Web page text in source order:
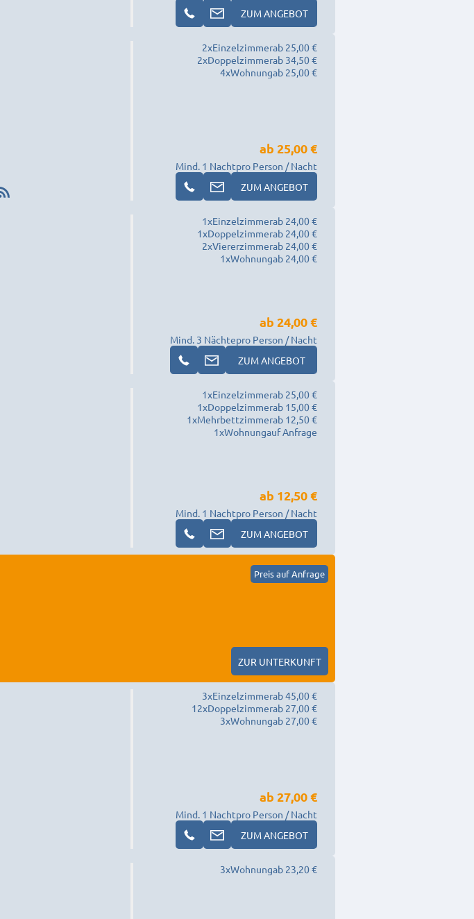
ZUM ANGEBOT
2xEinzelzimmerab 25,00 €
2xDoppelzimmerab 34,50 €
4xWohnungab 25,00 €
Mind. 1 Nacht
ab 25,00 €
pro Person / Nacht
ZUM ANGEBOT
1xEinzelzimmerab 24,00 €
1xDoppelzimmerab 24,00 €
2xViererzimmerab 24,00 €
1xWohnungab 24,00 €
Mind. 3 Nächte
ab 24,00 €
pro Person / Nacht
ZUM ANGEBOT
1xEinzelzimmerab 25,00 €
1xDoppelzimmerab 15,00 €
1xMehrbettzimmerab 12,50 €
1xWohnungauf Anfrage
Mind. 1 Nacht
ab 12,50 €
pro Person / Nacht
ZUM ANGEBOT
Preis auf Anfrage
ZUR UNTERKUNFT
3xEinzelzimmerab 45,00 €
12xDoppelzimmerab 27,00 €
3xWohnungab 27,00 €
Mind. 1 Nacht
ab 27,00 €
pro Person / Nacht
ZUM ANGEBOT
3xWohnungab 23,20 €